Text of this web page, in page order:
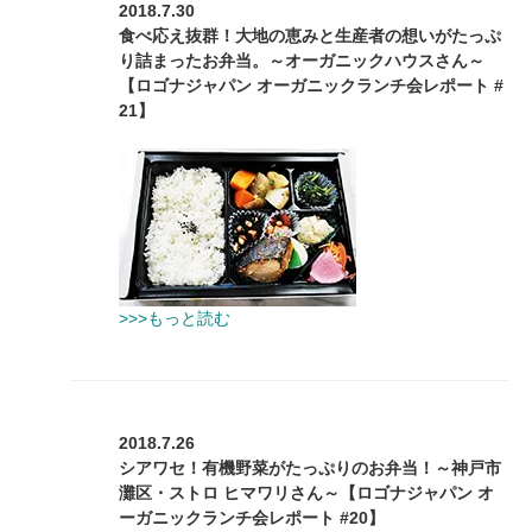
2018.7.30
食べ応え抜群！大地の恵みと生産者の想いがたっぷ
り詰まったお弁当。～オーガニックハウスさん～
【ロゴナジャパン オーガニックランチ会レポート #
21】
>>>もっと読む
2018.7.26
シアワセ！有機野菜がたっぷりのお弁当！～神戸市
灘区・ストロ ヒマワリさん～【ロゴナジャパン オ
ーガニックランチ会レポート #20】